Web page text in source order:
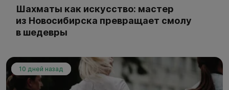
Шахматы как искусство: мастер
из Новосибирска превращает смолу
в шедевры
10 дней назад